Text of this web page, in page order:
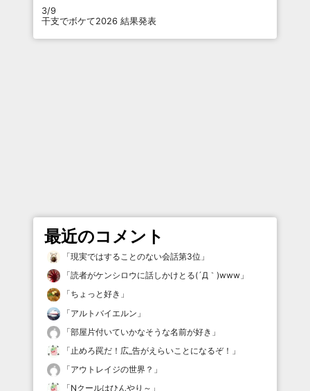
3/9
干支でボケて2026 結果発表
最近のコメント
「現実ではすることのない会話第3位 」
「読者がケンシロウに話しかけとる(´Д｀)www 」
「ちょっと好き 」
「アルトバイエルン 」
「部屋片付いていかなそうな名前が好き 」
「止めろ罠だ！広_告がえらいことになるぞ！ 」
「アウトレイジの世界？ 」
「Nクールはひんやり～ 」